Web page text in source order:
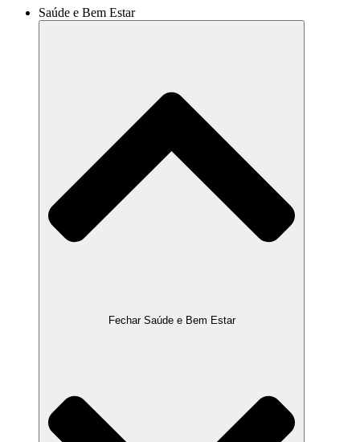
Saúde e Bem Estar
Fechar Saúde e Bem Estar